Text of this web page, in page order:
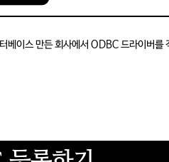
베이스 만든 회사에서 ODBC 드라이버를